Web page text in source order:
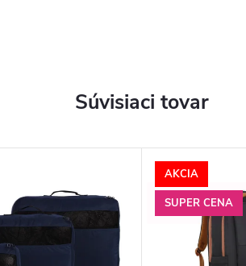
Súvisiaci tovar
AKCIA
SUPER CENA